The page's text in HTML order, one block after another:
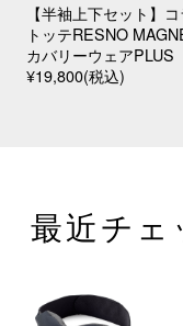
【半袖上下セット】
トッテRESNO
カバリーウェアPLUS
¥19,800(税込)
最近チェ